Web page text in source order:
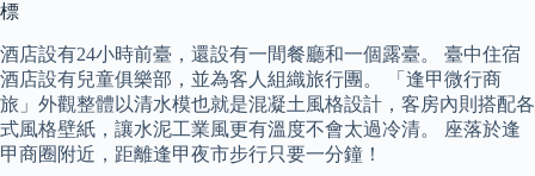
標
酒店設有24小時前臺，還設有一間餐廳和一個露臺。 臺中住宿
酒店設有兒童俱樂部，並為客人組織旅行團。 「逢甲微行商
旅」外觀整體以清水模也就是混凝土風格設計，客房內則搭配各
式風格壁紙，讓水泥工業風更有溫度不會太過冷清。 座落於逢
甲商圈附近，距離逢甲夜市步行只要一分鐘！